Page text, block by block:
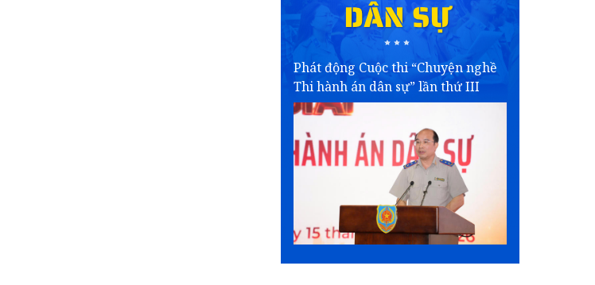
Phát động Cuộc thi “Chuyện nghề
Thi hành án dân sự” lần thứ III